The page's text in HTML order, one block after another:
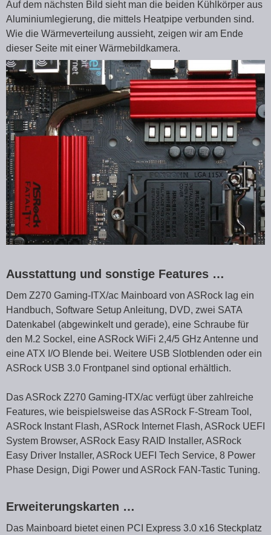
Auf dem nächsten Bild sieht man die beiden Kühlkörper aus
Aluminiumlegierung, die mittels Heatpipe verbunden sind.
Wie die Wärmeverteilung aussieht, zeigen wir am Ende
dieser Seite mit einer Wärmebildkamera.
Ausstattung und sonstige Features …
Dem Z270 Gaming-ITX/ac Mainboard von ASRock lag ein
Handbuch, Software Setup Anleitung, DVD, zwei SATA
Datenkabel (abgewinkelt und gerade), eine Schraube für
den M.2 Sockel, eine ASRock WiFi 2,4/5 GHz Antenne und
eine ATX I/O Blende bei. Weitere USB Slotblenden oder ein
ASRock USB 3.0 Frontpanel sind optional erhältlich.
Das ASRock Z270 Gaming-ITX/ac verfügt über zahlreiche
Features, wie beispielsweise das ASRock F-Stream Tool,
ASRock Instant Flash, ASRock Internet Flash, ASRock UEFI
System Browser, ASRock Easy RAID Installer, ASRock
Easy Driver Installer, ASRock UEFI Tech Service, 8 Power
Phase Design, Digi Power und ASRock FAN-Tastic Tuning.
Erweiterungskarten …
Das Mainboard bietet einen PCI Express 3.0 x16 Steckplatz